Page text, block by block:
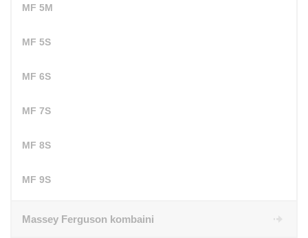
MF 5M
MF 5S
MF 6S
MF 7S
MF 8S
MF 9S
Massey Ferguson kombaini